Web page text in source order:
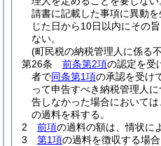
請書に記載した事項に異動
じた日から10日以内にその
ない。
(町民税の納税管理人に係る
第26条
前条第2項の認定を受
者で同条第1項の承認を受け
って申告すべき納税管理人
告しなかった場合において
の過料を科する。
2
前項の過料の額は、情状に
3
第1項の過料を徴収する場